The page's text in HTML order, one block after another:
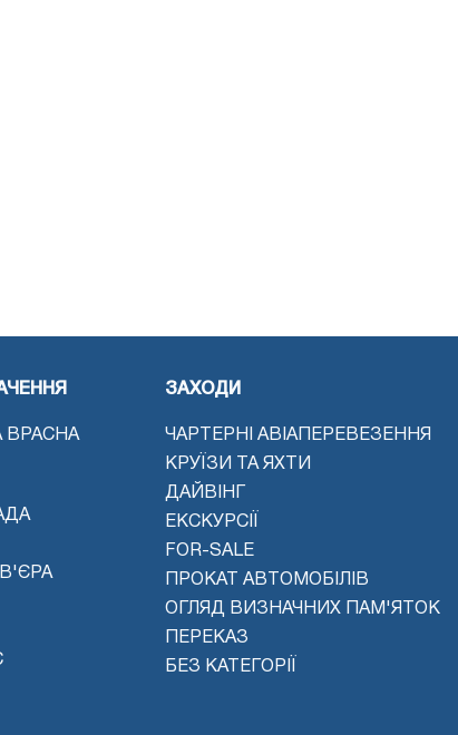
ВРАСНА
ЗАХОДИ
ЧАРТЕРНІ АВІАПЕРЕВЕЗЕННЯ
КРУЇЗИ ТА ЯХТИ
ДАЙВІНГ
ЕКСКУРСІЇ
FOR-SALE
ПРОКАТ АВТОМОБІЛІВ
ОГЛЯД ВИЗНАЧНИХ ПАМ'ЯТОК
ПЕРЕКАЗ
БЕЗ КАТЕГОРІЇ